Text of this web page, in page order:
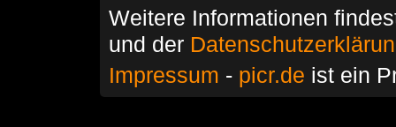
Weitere Informationen
und der
Impressum - picr.de ist ein